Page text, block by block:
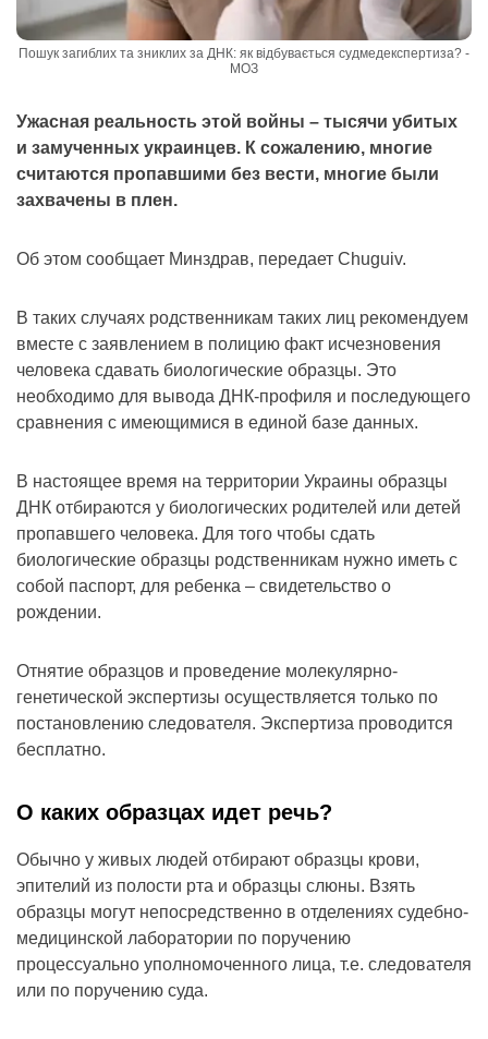
Пошук загиблих та зниклих за ДНК: як відбувається судмедекспертиза? -
МОЗ
Ужасная реальность этой войны – тысячи убитых
и замученных украинцев. К сожалению, многие
считаются пропавшими без вести, многие были
захвачены в плен.
Об этом сообщает Минздрав, передает Chuguiv.
В таких случаях родственникам таких лиц рекомендуем
вместе с заявлением в полицию факт исчезновения
человека сдавать биологические образцы. Это
необходимо для вывода ДНК-профиля и последующего
сравнения с имеющимися в единой базе данных.
В настоящее время на территории Украины образцы
ДНК отбираются у биологических родителей или детей
пропавшего человека. Для того чтобы сдать
биологические образцы родственникам нужно иметь с
собой паспорт, для ребенка – свидетельство о
рождении.
Отнятие образцов и проведение молекулярно-
генетической экспертизы осуществляется только по
постановлению следователя. Экспертиза проводится
бесплатно.
О каких образцах идет речь?
Обычно у живых людей отбирают образцы крови,
эпителий из полости рта и образцы слюны. Взять
образцы могут непосредственно в отделениях судебно-
медицинской лаборатории по поручению
процессуально уполномоченного лица, т.е. следователя
или по поручению суда.